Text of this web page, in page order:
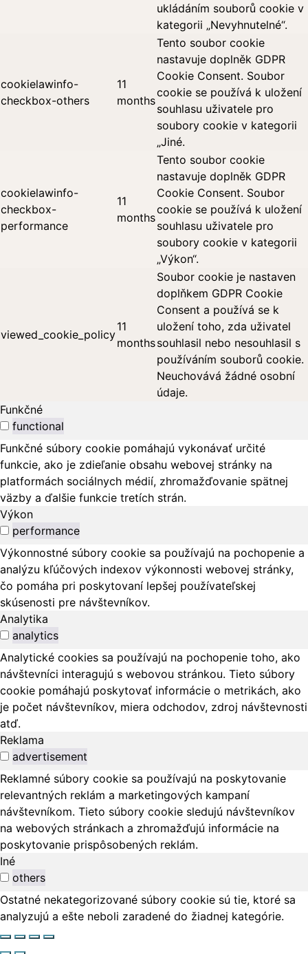
ukládáním souborů cookie v
kategorii „Nevyhnutelné“.
cookielawinfo-
checkbox-others
11
months
Tento soubor cookie
nastavuje doplněk GDPR
Cookie Consent. Soubor
cookie se používá k uložení
souhlasu uživatele pro
soubory cookie v kategorii
„Jiné.
cookielawinfo-
checkbox-
performance
11
months
Tento soubor cookie
nastavuje doplněk GDPR
Cookie Consent. Soubor
cookie se používá k uložení
souhlasu uživatele pro
soubory cookie v kategorii
„Výkon“.
viewed_cookie_policy
11
months
Soubor cookie je nastaven
doplňkem GDPR Cookie
Consent a používá se k
uložení toho, zda uživatel
souhlasil nebo nesouhlasil s
používáním souborů cookie.
Neuchovává žádné osobní
údaje.
Funkčné
functional
Funkčné súbory cookie pomáhajú vykonávať určité
funkcie, ako je zdieľanie obsahu webovej stránky na
platformách sociálnych médií, zhromažďovanie spätnej
väzby a ďalšie funkcie tretích strán.
Výkon
performance
Výkonnostné súbory cookie sa používajú na pochopenie a
analýzu kľúčových indexov výkonnosti webovej stránky,
čo pomáha pri poskytovaní lepšej používateľskej
skúsenosti pre návštevníkov.
Analytika
analytics
Analytické cookies sa používajú na pochopenie toho, ako
návštevníci interagujú s webovou stránkou. Tieto súbory
cookie pomáhajú poskytovať informácie o metrikách, ako
je počet návštevníkov, miera odchodov, zdroj návštevnosti
atď.
Reklama
advertisement
Reklamné súbory cookie sa používajú na poskytovanie
relevantných reklám a marketingových kampaní
návštevníkom. Tieto súbory cookie sledujú návštevníkov
na webových stránkach a zhromažďujú informácie na
poskytovanie prispôsobených reklám.
Iné
others
Ostatné nekategorizované súbory cookie sú tie, ktoré sa
analyzujú a ešte neboli zaradené do žiadnej kategórie.